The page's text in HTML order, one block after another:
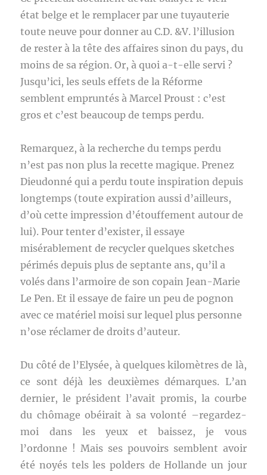
état belge et le remplacer par une tuyauterie
toute neuve pour donner au C.D. &V. l’illusion
de rester à la tête des affaires sinon du pays, du
moins de sa région. Or, à quoi a-t-elle servi ?
Jusqu’ici, les seuls effets de la Réforme
semblent empruntés à Marcel Proust : c’est
gros et c’est beaucoup de temps perdu.
Remarquez, à la recherche du temps perdu
n’est pas non plus la recette magique. Prenez
Dieudonné qui a perdu toute inspiration depuis
longtemps (toute expiration aussi d’ailleurs,
d’où cette impression d’étouffement autour de
lui). Pour tenter d’exister, il essaye
misérablement de recycler quelques sketches
périmés depuis plus de septante ans, qu’il a
volés dans l’armoire de son copain Jean-Marie
Le Pen. Et il essaye de faire un peu de pognon
avec ce matériel moisi sur lequel plus personne
n’ose réclamer de droits d’auteur.
Du côté de l’Elysée, à quelques kilomètres de là,
ce sont déjà les deuxièmes démarques. L’an
dernier, le président l’avait promis, la courbe
du chômage obéirait à sa volonté –regardez-
moi dans les yeux et baissez, je vous
l’ordonne ! Mais ses pouvoirs semblent avoir
été noyés tels les polders de Hollande un jour